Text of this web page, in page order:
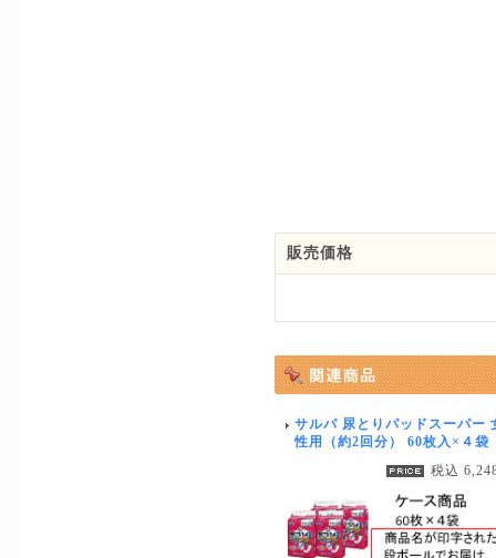
販売価格
サルバ 尿とりパッドスーパー
性用（約2回分） 60枚入×４袋
税込